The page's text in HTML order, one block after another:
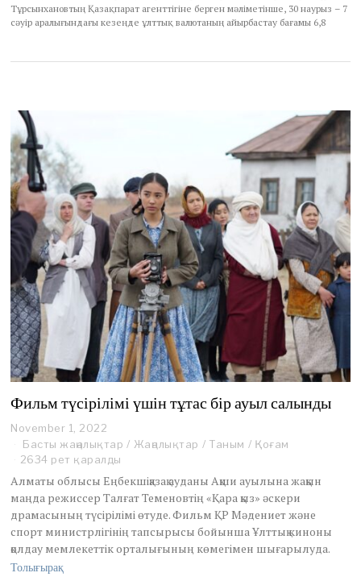
Тұрсынхановтың Қазақпарат агенттігіне берген мәліметінше, 30 наурыз – 7
сәуір аралығындағы кезеңде ұлттық валютаның айырбастау бағамы 6,8
Фильм түсірілімі үшін тұтас бір ауыл салынды
November 1, 2022
Басты жаңалықтар / Жаңалықтар / Таным / Қоғам
2634 рет қаралды
Алматы облысы Еңбекшіқазақ ауданы Ақши ауылына жақын
маңда режиссер Талғат Теменовтің «Қара қыз» әскери
драмасының түсірілімі өтуде. Фильм ҚР Мәдениет және
спорт министрлігінің тапсырысы бойынша Ұлттық киноны
қолдау мемлекеттік орталығының көмегімен шығарылуда.
Толығырақ